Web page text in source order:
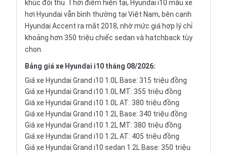
khúc đối thủ. Thời điểm hiện tại, Hyundai i10 mẫu xe
hơi Hyundai vẫn bình thường tại Việt Nam, bên cạnh
Hyundai Accent ra mắt 2018, nhờ mức giá hợp lý chỉ
khoảng hơn 350 triệu chiếc sedan và hatchback tùy
chọn.
Bảng giá xe Hyundai i10 tháng 08/2026:
Giá xe Hyundai Grand i10 1.0L Base: 315 triệu đồng
Giá xe Hyundai Grand i10 1.0L MT: 355 triệu đồng
Giá xe Hyundai Grand i10 1.0L AT: 380 triệu đồng
Giá xe Hyundai Grand i10 1.2L Base: 340 triệu đồng
Giá xe Hyundai Grand i10 1.2L MT: 380 triệu đồng
Giá xe Hyundai Grand i10 1.2L AT: 405 triệu đồng
Giá xe Hyundai Grand i10 sedan 1.2L Base: 350 triệu